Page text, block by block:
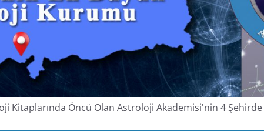
Kitaplarında Öncü Olan Astroloji Akademisi'nin 4